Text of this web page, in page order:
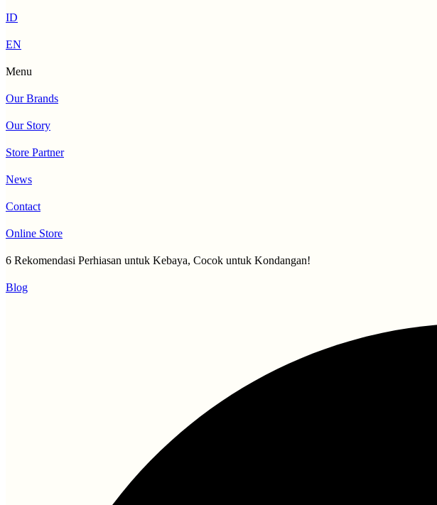
ID
EN
Menu
Our Brands
Our Story
Store Partner
News
Contact
Online Store
6 Rekomendasi Perhiasan untuk Kebaya, Cocok untuk Kondangan!
Blog